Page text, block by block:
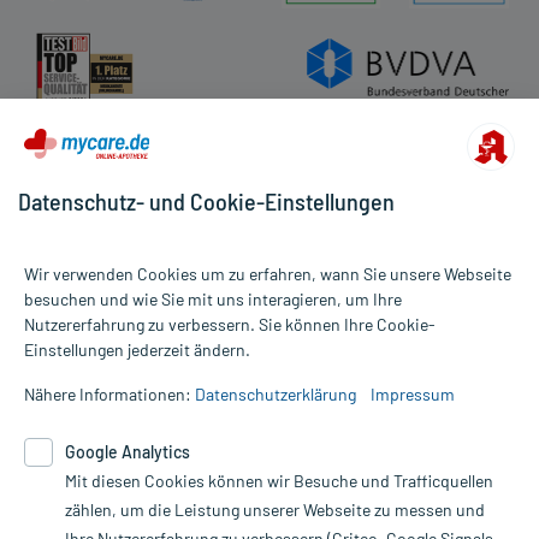
Alle Preise gelten inkl. MwSt., ggf. zzgl. Versandkosten
Informationen auf dieser Website werden ausschließlich für
die Untersuchung und Behandlung durch einen Arzt. Bitte
Therapien eingeleitet werden können. | Diese Webseite benutzt
Google Analytics. Lesen Sie bitte dazu die wichtigen Hinweise in
unserer Datenschutzerklärung. Für den Widerruf einer Bestellung
nutzen Sie das Formular:
Datenschutz- und Cookie-Einstellungen
Wir verwenden Cookies um zu erfahren, wann Sie unsere Webseite
besuchen und wie Sie mit uns interagieren, um Ihre
Nutzererfahrung zu verbessern. Sie können Ihre Cookie-
Einstellungen jederzeit ändern.
Nähere Informationen: Datenschutzerklärung Impressum
Google Analytics
Mit diesen Cookies können wir Besuche und Trafficquellen
zählen, um die Leistung unserer Webseite zu messen und